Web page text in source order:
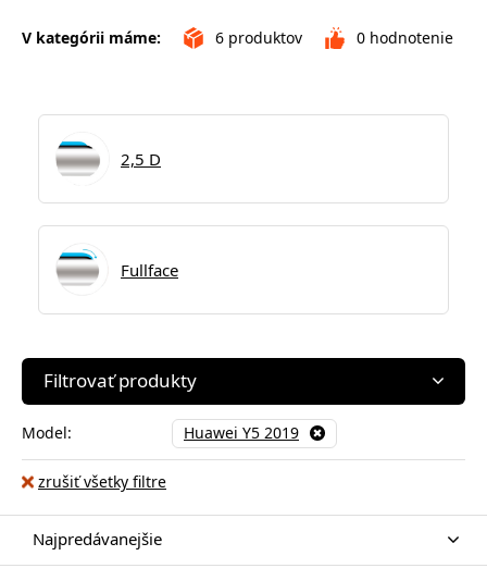
V kategórii máme: 6 produktov 0 hodnotenie
2,5 D
Fullface
Filtrovať produkty
Model: Huawei Y5 2019
zrušiť všetky filtre
Najpredávanejšie